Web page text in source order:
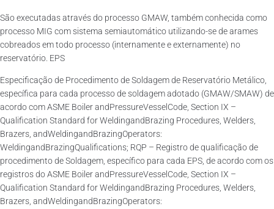
São executadas através do processo GMAW, também conhecida como
processo MIG com sistema semiautomático utilizando-se de arames
cobreados em todo processo (internamente e externamente) no
reservatório. EPS
Especificação de Procedimento de Soldagem de Reservatório Metálico,
específica para cada processo de soldagem adotado (GMAW/SMAW) de
acordo com ASME Boiler andPressureVesselCode, Section IX –
Qualification Standard for WeldingandBrazing Procedures, Welders,
Brazers, andWeldingandBrazingOperators:
WeldingandBrazingQualifications; RQP – Registro de qualificação de
procedimento de Soldagem, específico para cada EPS, de acordo com os
registros do ASME Boiler andPressureVesselCode, Section IX –
Qualification Standard for WeldingandBrazing Procedures, Welders,
Brazers, andWeldingandBrazingOperators: